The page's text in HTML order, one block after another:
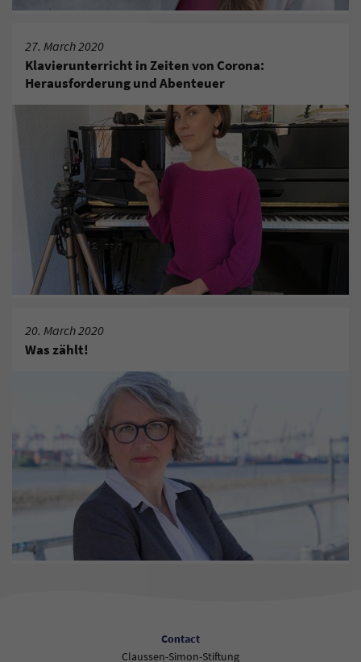
27. March 2020
Klavierunterricht in Zeiten von Corona:
Herausforderung und Abenteuer
20. March 2020
Was zählt!
Contact
Claussen-Simon-Stiftung